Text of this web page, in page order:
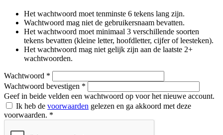
Het wachtwoord moet tenminste 6 tekens lang zijn.
Wachtwoord mag niet de gebruikersnaam bevatten.
Het wachtwoord moet minimaal 3 verschillende soorten
tekens bevatten (kleine letter, hoofdletter, cijfer of leesteken).
Het wachtwoord mag niet gelijk zijn aan de laatste 2+
wachtwoorden.
Wachtwoord *
Wachtwoord bevestigen *
Geef in beide velden een wachtwoord op voor het nieuwe account.
Ik heb de voorwaarden gelezen en ga akkoord met deze
voorwaarden. *